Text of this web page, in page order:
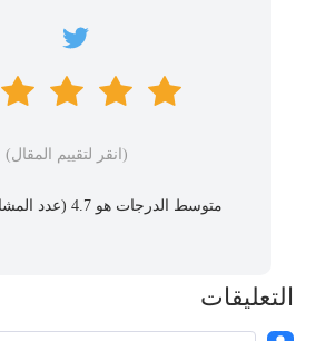
(انقر لتقييم المقال)
متوسط ​​الدرجات هو 4.7 (عدد المشاركين هو
التعليقات